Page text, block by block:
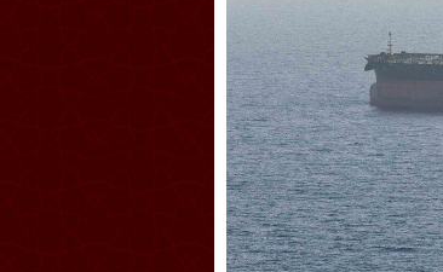
Geleneksel Türk Okçuluğu
ev sahipliği yapıyor
Askerlik
karıştırdı!